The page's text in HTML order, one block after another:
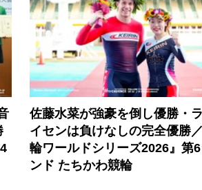
佐藤水菜が強豪を倒し優勝・
イセンは負けなしの完全優勝
輪ワールドシリーズ2026』第
ンド たちかわ競輪